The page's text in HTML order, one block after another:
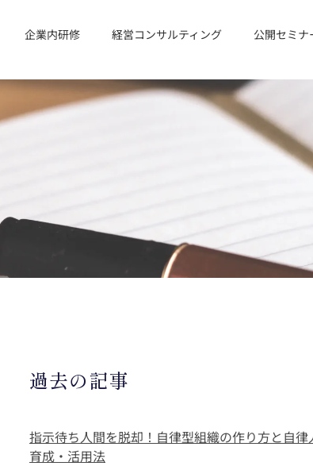
企業内研修 経営コンサルティング 公開セミナ
過去の記事
指示待ち人間を脱却！自律型組織の作り方と自律
育成・活用法